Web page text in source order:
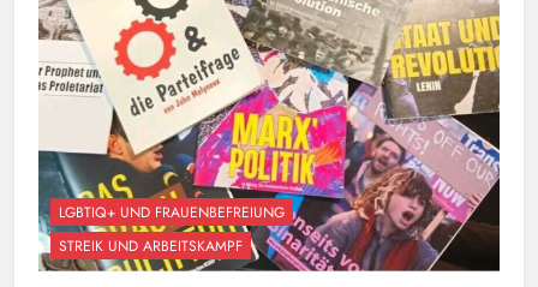
LGBTIQ+ UND FRAUENBEFREIUNG
STREIK UND ARBEITSKAMPF